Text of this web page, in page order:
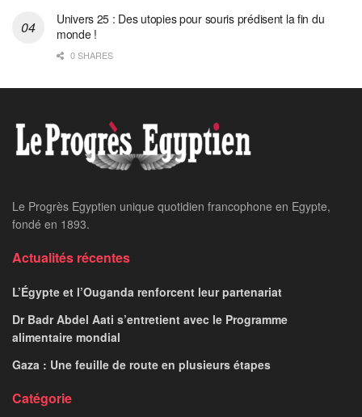
Univers 25 : Des utopies pour souris prédisent la fin du
monde !
0 SHARES
Le Progrès Egyptien unique quotidien francophone en Egypte,
fondé en 1893.
Actualités récentes
L’Égypte et l’Ouganda renforcent leur partenariat
Dr Badr Abdel Aati s’entretient avec le Programme
alimentaire mondial
Gaza : Une feuille de route en plusieurs étapes
Catégorie